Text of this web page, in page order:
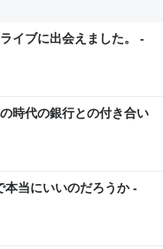
イブに出会えました。 -
時代の銀行との付き合い
本当にいいのだろうか -